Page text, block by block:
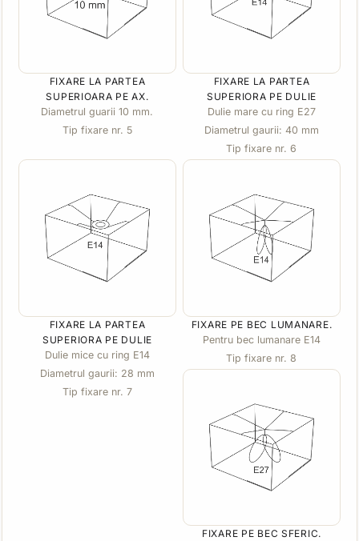
FIXARE LA PARTEA
SUPERIOARA PE AX.
Diametrul guarii 10 mm.
Tip fixare nr. 5
FIXARE LA PARTEA
SUPERIORA PE DULIE
Dulie mare cu ring E27
Diametrul gaurii: 40 mm
Tip fixare nr. 6
FIXARE LA PARTEA
SUPERIORA PE DULIE
Dulie mice cu ring E14
Diametrul gaurii: 28 mm
Tip fixare nr. 7
FIXARE PE BEC LUMANARE.
Pentru bec lumanare E14
Tip fixare nr. 8
FIXARE PE BEC SFERIC.